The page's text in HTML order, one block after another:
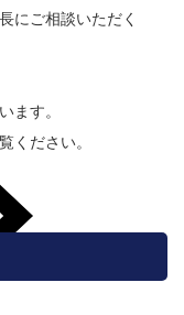
にご相談いただく
ます。
ください。